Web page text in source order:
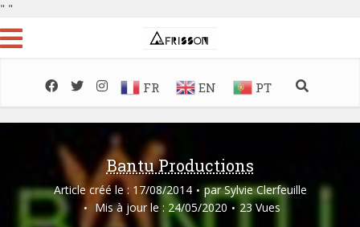
" "
FR EN PT
Bantu Productions
Article créé le : 17/08/2014 par Sylvie Clerfeuille
Mis à jour le : 24/05/2020
23 Vues